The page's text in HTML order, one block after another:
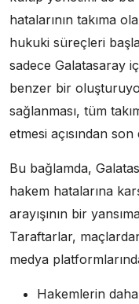
hatalarının takıma
hukuki süreçleri
sadece Galatasaray
benzer bir
sağlanması, tüm
etmesi açısından
Bu bağlamda,
hakem hatalarına
arayışının bir
Taraftarlar,
medya
Hakemlerin